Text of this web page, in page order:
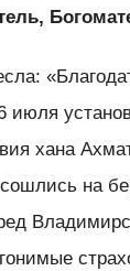
хана
на